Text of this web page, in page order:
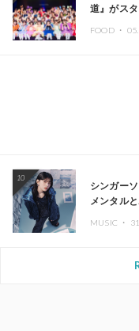
道』がス
FOOD ・
10
シンガー
メンタル
MUSIC ・